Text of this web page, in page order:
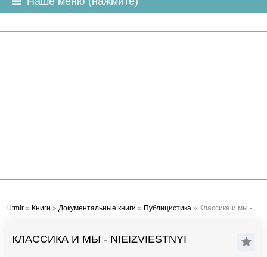
Litmir » Книги » Документальные книги » Публицистика » Классика и мы - Nieizviestnyi
КЛАССИКА И МЫ - NIEIZVIESTNYI